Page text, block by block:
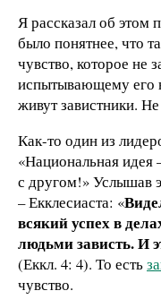
Я рассказал об этом
было понятнее, что
чувство, которое не
испытывающему его
живут завистники.
Как-то один из
«Национальная идея
с другом!» Услышав
– Екклесиаста: «
всякий успех в
людьми зависть. И
(Еккл. 4: 4). То есть
чувство.